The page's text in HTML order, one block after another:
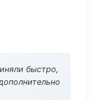
быстро,